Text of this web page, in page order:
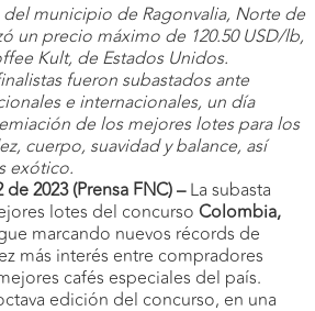
municipio de Ragonvalia, Norte de
un precio máximo de 120.50 USD/lb,
Kult, de Estados Unidos.
fueron subastados ante
e internacionales, un día
de los mejores lotes para los
cuerpo, suavidad y balance, así
exótico.
2023 (Prensa FNC) –La subasta
lotes del concurso Colombia,
marcando nuevos récords de
más interés entre compradores
cafés especiales del país.
edición del concurso, en una